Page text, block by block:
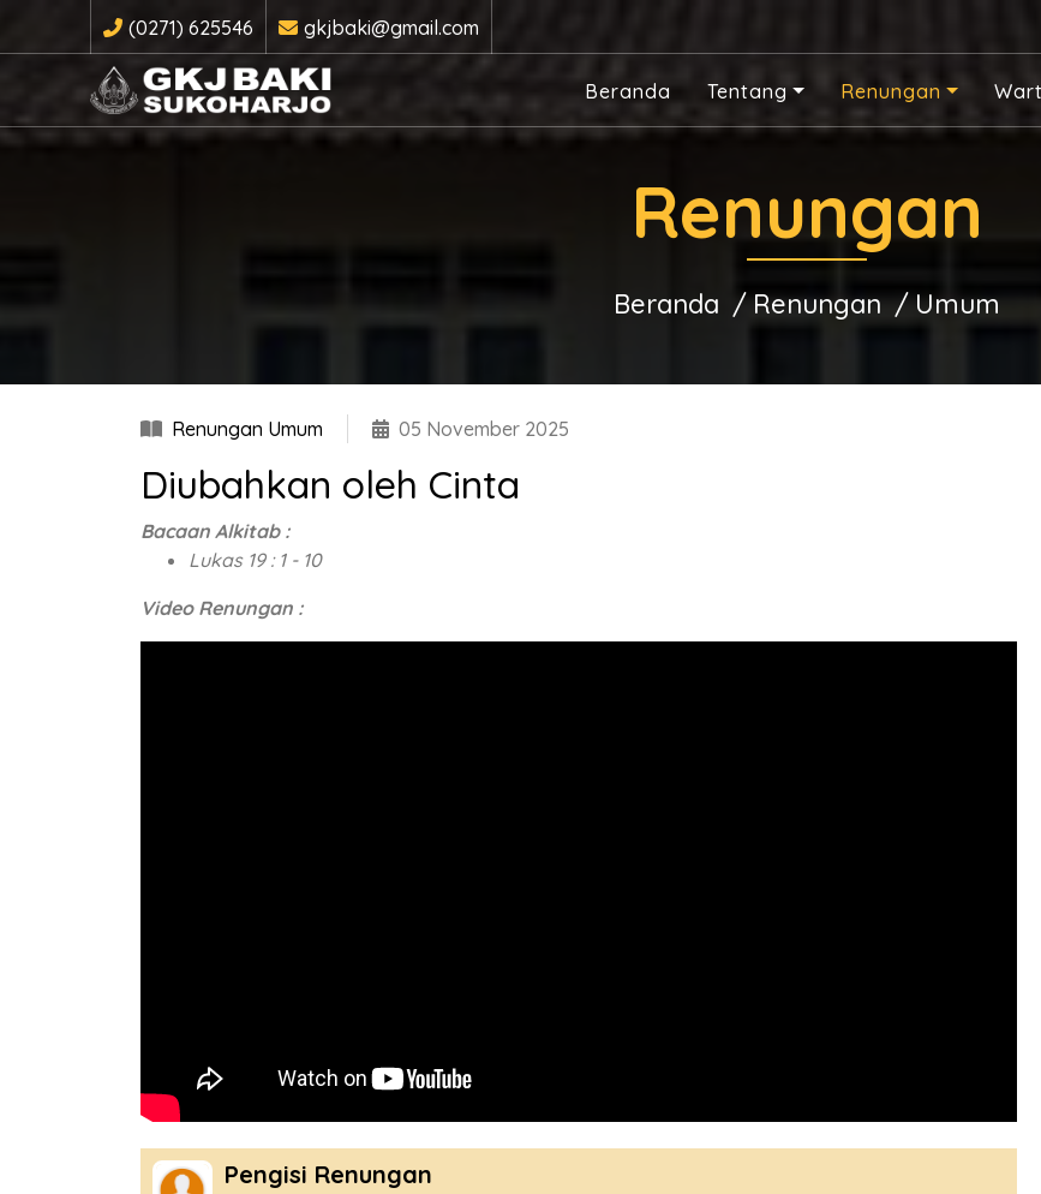
(0271) 625546 gkjbaki@gmail.com
Beranda Tentang Renungan
Renungan
Beranda Renungan Umum
Renungan Umum 05 November 2025
Diubahkan oleh Cinta
Bacaan Alkitab :
Lukas 19 : 1 - 10
Video Renungan :
Pengisi Renungan